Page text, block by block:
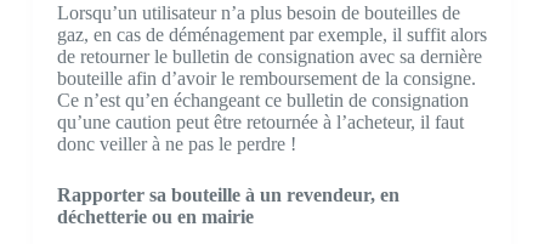
Lorsqu’un utilisateur n’a plus besoin de bouteilles de
gaz, en cas de déménagement par exemple, il suffit alors
de retourner le bulletin de consignation avec sa dernière
bouteille afin d’avoir le remboursement de la consigne.
Ce n’est qu’en échangeant ce bulletin de consignation
qu’une caution peut être retournée à l’acheteur, il faut
donc veiller à ne pas le perdre !
Rapporter sa bouteille à un revendeur, en
déchetterie ou en mairie